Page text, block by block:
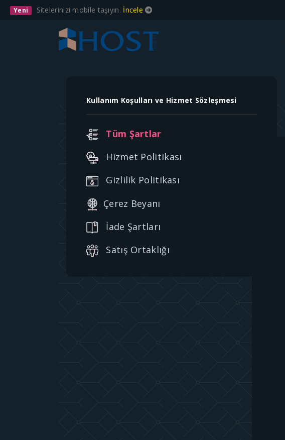
Yeni Sitelerinizi mobile taşıyın. İncele
Kullanım Koşulları ve Hizmet Sözleşmesi
Tüm Şartlar
Hizmet Politikası
Gizlilik Politikası
Çerez Beyanı
İade Şartları
Satış Ortaklığı